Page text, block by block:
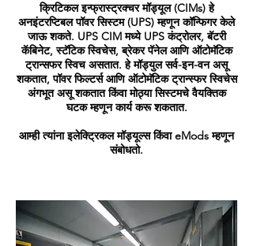
क्रिटिकल इन्फ्रास्ट्रक्चर मॉड्यूल (CIMs) हे
अनइंटरप्टिबल पॉवर सिस्टम (UPS) म्हणून कॉन्फिगर केले
जाऊ शकते. UPS CIM मध्ये UPS कंट्रोलर, बॅटरी
कॅबिनेट, स्टॅटिक स्विचेस, ब्रेकर पॅनेल आणि ऑटोमॅटिक
ट्रान्सफर स्विच असतात. हे मॉड्युल सर्व-इन-वन असू
शकतात, पॉवर फिल्टर्स आणि ऑटोमॅटिक ट्रान्स्फर स्विचेस
अंगभूत असू शकतात किंवा मोठ्या सिस्टमचे वैयक्तिक
घटक म्हणून कार्य करू शकतात.
आम्ही त्यांना इलेक्ट्रिकल मॉड्यूल्स किंवा eMods म्हणून
संबोधतो.